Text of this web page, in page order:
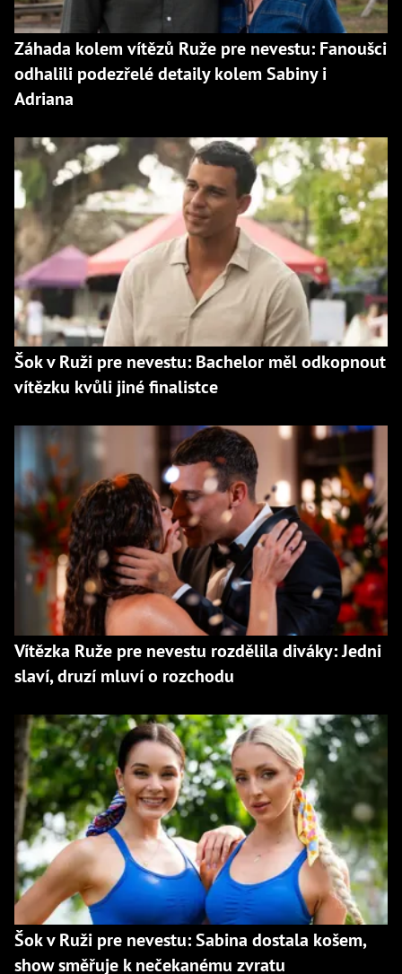
Záhada kolem vítězů Ruže pre nevestu: Fanoušci
odhalili podezřelé detaily kolem Sabiny i
Adriana
Šok v Ruži pre nevestu: Bachelor měl odkopnout
vítězku kvůli jiné finalistce
Vítězka Ruže pre nevestu rozdělila diváky: Jedni
slaví, druzí mluví o rozchodu
Šok v Ruži pre nevestu: Sabina dostala košem,
show směřuje k nečekanému zvratu